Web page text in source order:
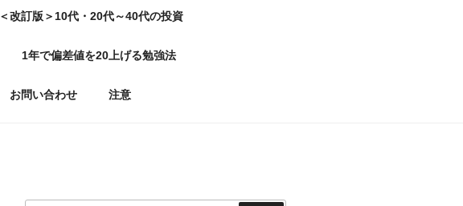
＜改訂版＞10代・20代～40代の投資
1年で偏差値を20上げる勉強法
お問い合わせ 注意